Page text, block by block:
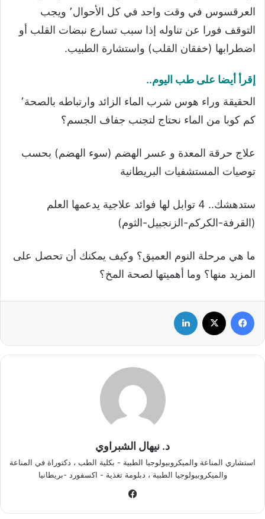
العرقسوس في وقت واحد في كل الأحوال٬ ويجب
التوقف فورا عن تناوله إذا سبب تسارع نبضات القلب أو
اضطرابها (خفقان القلب) واستشارة الطبيب.
إقرأ أيضا على طب اليوم..
الحقيقة وراء هوس شرب الماء الزائد وارتباطه بالصحة٬
كم كوبا من الماء نحتاج لتجنب جفاف الجسم؟
علاج حرقة المعدة و عسر الهضم (سوء الهضم) بحسب
توصيات المستشفيات البريطانية
ستدهشك.. 4 توابل لها فوائد علاجية يدعمها العلم
(القرفة-الكركم-الزنجبيل-الثوم)
ما هي مرحلة النوم العميق؟ وكيف يمكنك أن تحصل على
المزيد منها؟ وما أهميتها لصحة المخ؟
د. نيهال الشبراوي
استشاري المناعة والميكروبيولوجيا الطبية - بكلية الطب ، دكتوراة في المناعة
والميكروبيولوجيا الطبية ، دبلومة تغذية - اكسفورد -بريطانيا